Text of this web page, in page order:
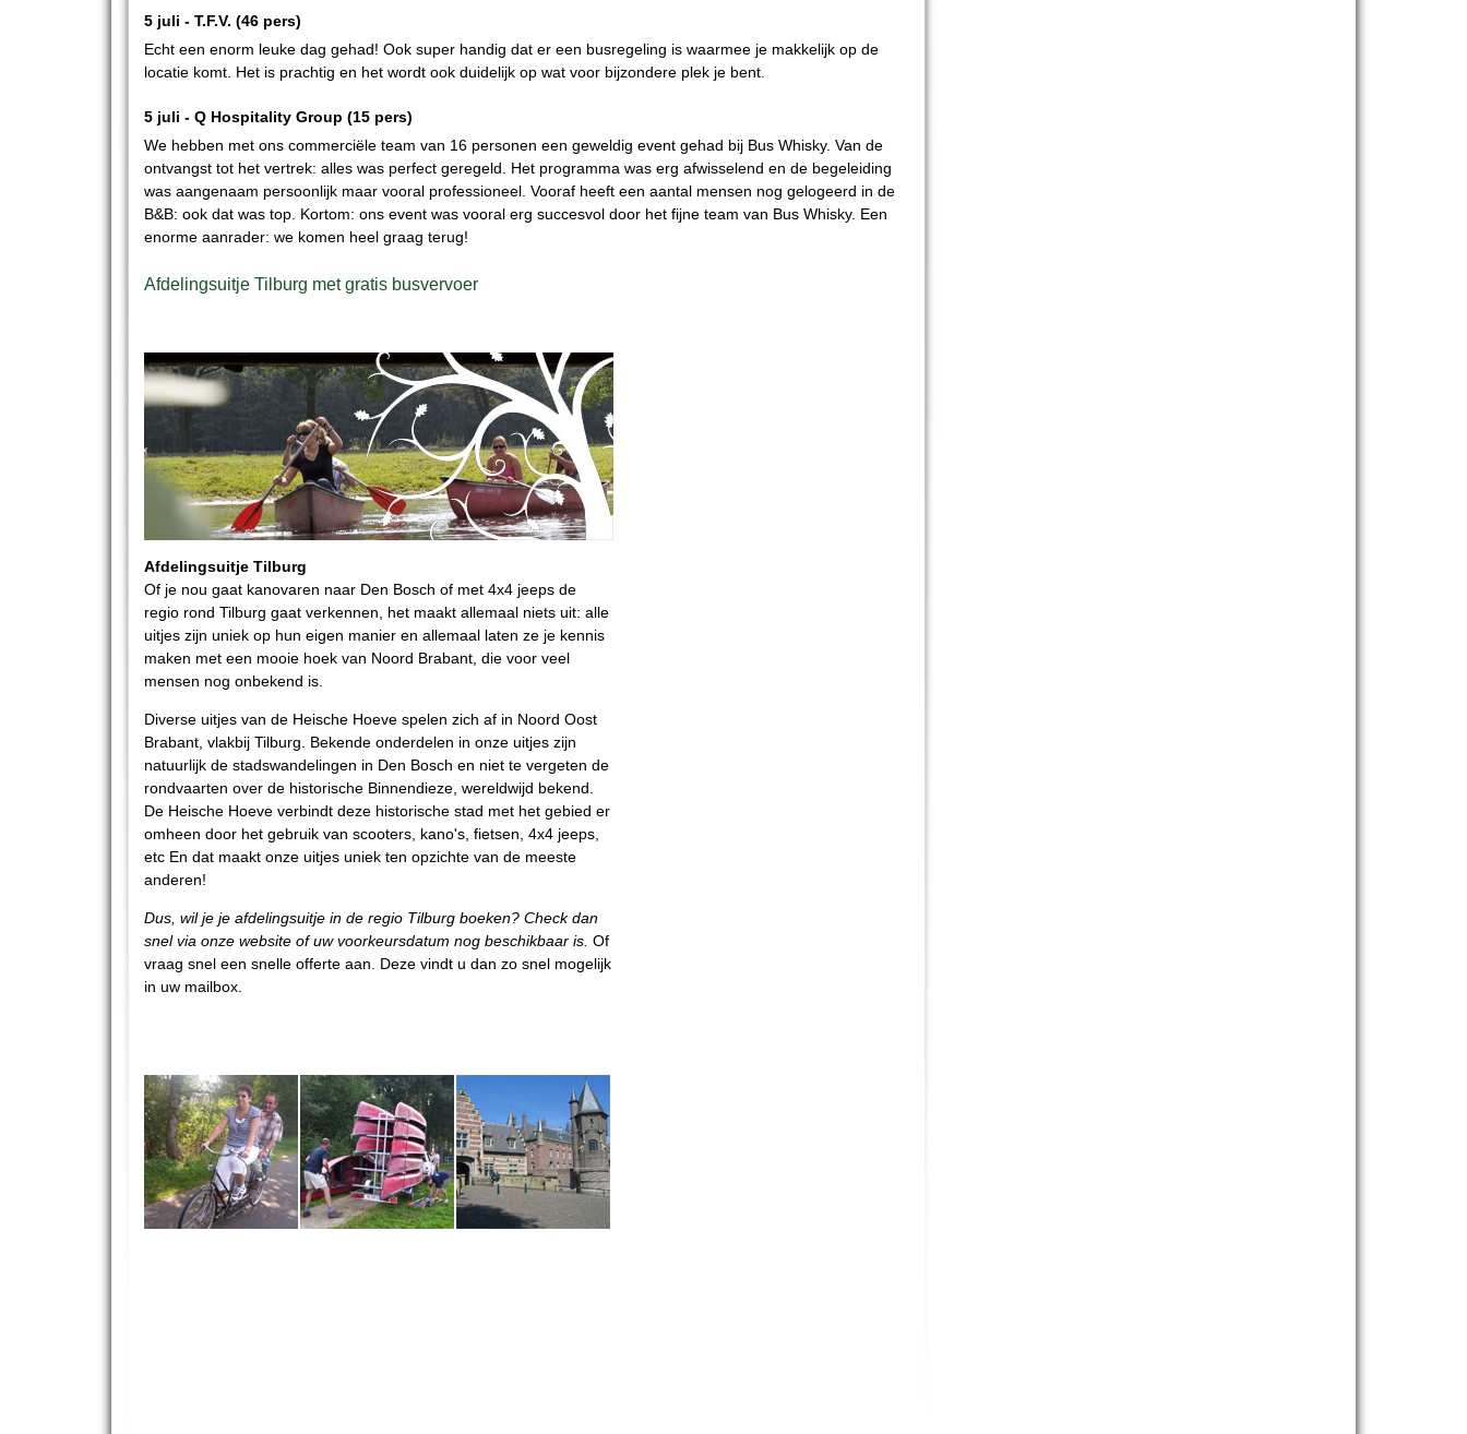
5 juli - T.F.V. (46 pers)
Echt een enorm leuke dag gehad! Ook super handig dat er een busregeling is waarmee je makkelijk op de
locatie komt. Het is prachtig en het wordt ook duidelijk op wat voor bijzondere plek je bent.
5 juli - Q Hospitality Group (15 pers)
We hebben met ons commerciële team van 16 personen een geweldig event gehad bij Bus Whisky. Van de
ontvangst tot het vertrek: alles was perfect geregeld. Het programma was erg afwisselend en de begeleiding
was aangenaam persoonlijk maar vooral professioneel. Vooraf heeft een aantal mensen nog gelogeerd in de
B&B: ook dat was top. Kortom: ons event was vooral erg succesvol door het fijne team van Bus Whisky. Een
enorme aanrader: we komen heel graag terug!
Afdelingsuitje Tilburg met gratis busvervoer
Afdelingsuitje Tilburg
Of je nou gaat kanovaren naar Den Bosch of met 4x4 jeeps de
regio rond Tilburg gaat verkennen, het maakt allemaal niets uit: alle
uitjes zijn uniek op hun eigen manier en allemaal laten ze je kennis
maken met een mooie hoek van Noord Brabant, die voor veel
mensen nog onbekend is.
Diverse uitjes van de Heische Hoeve spelen zich af in Noord Oost
Brabant, vlakbij Tilburg. Bekende onderdelen in onze uitjes zijn
natuurlijk de stadswandelingen in Den Bosch en niet te vergeten de
rondvaarten over de historische Binnendieze, wereldwijd bekend.
De Heische Hoeve verbindt deze historische stad met het gebied er
omheen door het gebruik van scooters, kano's, fietsen, 4x4 jeeps,
etc En dat maakt onze uitjes uniek ten opzichte van de meeste
anderen!
Dus, wil je je afdelingsuitje in de regio Tilburg boeken? Check dan
snel via onze website of uw voorkeursdatum nog beschikbaar is. Of
vraag snel een snelle offerte aan. Deze vindt u dan zo snel mogelijk
in uw mailbox.